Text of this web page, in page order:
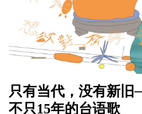
只有当代，没有新
不只15年的台语歌